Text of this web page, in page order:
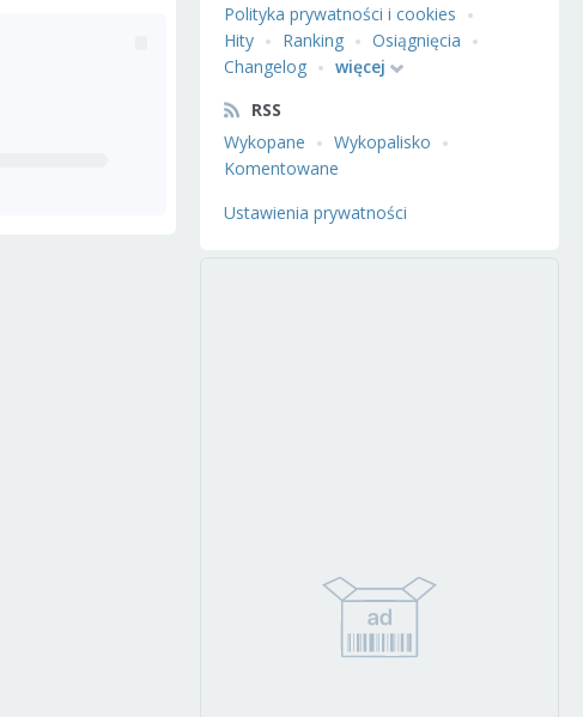
Polityka prywatności i cookies
Hity
Ranking
Osiągnięcia
Changelog
więcej
RSS
Wykopane
Wykopalisko
Komentowane
Ustawienia prywatności